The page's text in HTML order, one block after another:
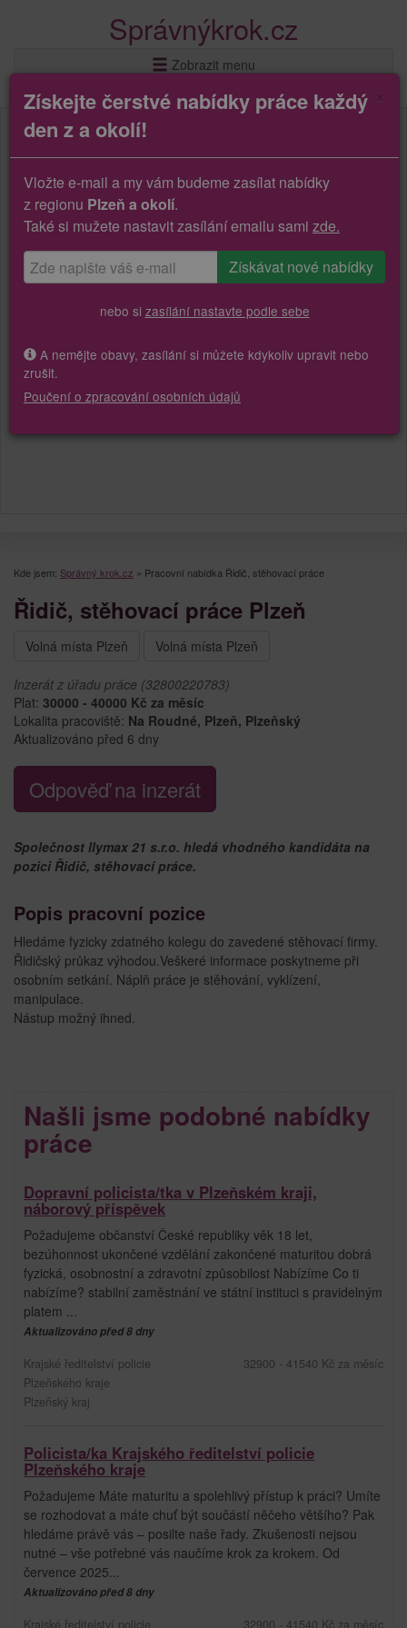
Správnýkrok.cz
Zobrazit menu
Kde jsem: Správný krok.cz » Pracovní nabídka Řidič, stěhovací práce
Řidič, stěhovací práce Plzeň
Volná místa Plzeň Volná místa Plzeň
Inzerát z úřadu práce (32800220783)
Plat: 30000 - 40000 Kč za měsíc
Lokalita pracoviště: Na Roudné, Plzeň, Plzeňský
Aktualizováno před 6 dny
Odpověď na inzerát
Společnost llymax 21 s.r.o. hledá vhodného kandidáta na
pozici Řidič, stěhovací práce.
Popis pracovní pozice
Hledáme fyzicky zdatného kolegu do zavedené stěhovací firmy.
Řidičský průkaz výhodou.Veškeré informace poskytneme při
osobním setkání. Náplň práce je stěhování, vyklízení,
manipulace.
Nástup možný ihned.
Našli jsme podobné nabídky
práce
Dopravní policista/tka v Plzeňském kraji,
náborový příspěvek
Požadujeme občanství České republiky věk 18 let,
bezúhonnost ukončené vzdělání zakončené maturitou dobrá
fyzická, osobnostní a zdravotní způsobilost Nabízíme Co ti
nabízíme? stabilní zaměstnání ve státní instituci s pravidelným
platem ...
Aktualizováno před 8 dny
Krajské ředitelství policie
Plzeňského kraje
Plzeňský kraj
32900 - 41540 Kč za měsíc
Policista/ka Krajského ředitelství policie
Plzeňského kraje
Požadujeme Máte maturitu a spolehlivý přístup k práci? Umíte
se rozhodovat a máte chuť být součástí něčeho většího? Pak
hledáme právě vás – posilte naše řady. Zkušenosti nejsou
nutné – vše potřebné vás naučíme krok za krokem. Od
července 2025...
Aktualizováno před 8 dny
Krajské ředitelství policie 32900 - 41540 Kč za měsíc
Získejte čerstvé nabídky práce každý
den z a okolí!
Vložte e-mail a my vám budeme zasílat nabídky
z regionu Plzeň a okolí.
Také si mužete nastavit zasílání emailu sami zde.
nebo si zasílání nastavte podle sebe
A nemějte obavy, zasílání si můžete kdykoliv upravit nebo
zrušit.
Poučení o zpracování osobních údajů